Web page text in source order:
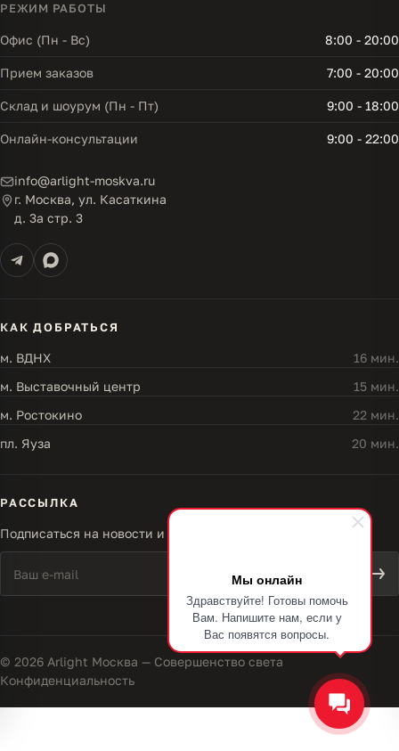
Мы онлайн
Здравствуйте! Готовы помочь
Вам. Напишите нам, если у
Вас появятся вопросы.
РЕЖИМ РАБОТЫ
Офис (Пн - Вс) 8:00 - 20:00
Прием заказов 7:00 - 20:00
Склад и шоурум (Пн - Пт) 9:00 - 18:00
Онлайн-консультации 9:00 - 22:00
info@arlight-moskva.ru
г. Москва, ул. Касаткина
д. 3а стр. 3
КАК ДОБРАТЬСЯ
м. ВДНХ
16 мин.
м. Выставочный центр
15 мин.
м. Ростокино
22 мин.
пл. Яуза
20 мин.
РАССЫЛКА
Подписаться на новости и акции
© 2026 Arlight Москва — Совершенство света
Конфиденциальность